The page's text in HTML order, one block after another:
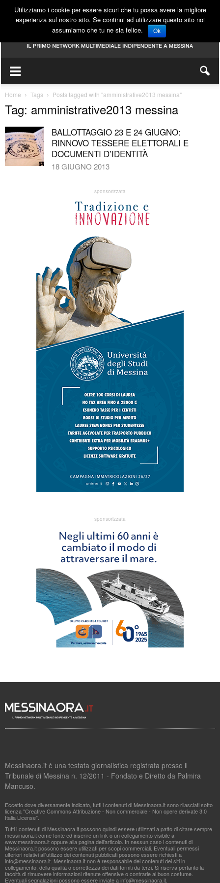
Home Tags Posts tagged with "amministrative2013 messina"
Tag: amministrative2013 messina
BALLOTTAGGIO 23 E 24 GIUGNO:
RINNOVO TESSERE ELETTORALI E
DOCUMENTI D’IDENTITÀ
18 GIUGNO 2013
sponsorizzata
sponsorizzata
Messinaora.it è una testata giornalistica registrata presso il
Tribunale di Messina n. 12/2011 - Fondato e Diretto da Palmira
Mancuso.
Eccetto dove diversamente indicato, tutti i contenuti di Messinaora.it sono rilasciati sotto
licenza "Creative Commons Attribuzione - Non commerciale - Non opere derivate 3.0
Italia License".
Tutti i contenuti di Messinaora.it possono quindi essere utilizzati a patto di citare sempre
messinaora.it come fonte ed inserire un link o un collegamento visibile a
www.messinaora.it oppure alla pagina dell'articolo. In nessun caso i contenuti di
Messinaora.it possono essere utilizzati per scopi commerciali. Eventuali permessi
ulteriori relativi all'utilizzo dei contenuti pubblicati possono essere richiesti a
info@messinaora.it . Messinaora.it non è responsabile dei contenuti dei siti in
collegamento, della qualità o correttezza dei dati forniti da terzi. Si riserva pertanto la
facoltà di rimuovere informazioni ritenute offensive o contrarie al buon costume.
Eventuali segnalazioni possono essere inviate ainfo@messinaora.it
Utilizziamo i cookie per essere sicuri che tu possa avere la migliore
esperienza sul nostro sito. Se continui ad utilizzare questo sito noi
assumiamo che tu ne sia felice.
Ok